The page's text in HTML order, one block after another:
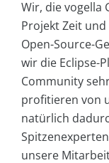
Wir, die vogella
Projekt Zeit
Open-Source-
wir die Eclipse-
Community
profitieren von
natürlich
unsere